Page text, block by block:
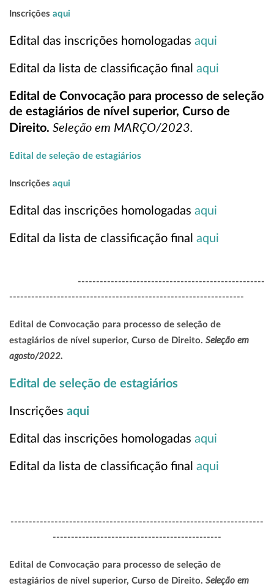
Inscrições aqui
Edital das inscrições homologadas aqui
Edital da lista de classificação final aqui
Edital de Convocação para processo de seleção
de estagiários de nível superior, Curso de
Direito. Seleção em MARÇO/2023.
Edital de seleção de estagiários
Inscrições aqui
Edital das inscrições homologadas aqui
Edital da lista de classificação final aqui
---------------------------------------------------
----------------------------------------------------------------
Edital de Convocação para processo de seleção de
estagiários de nível superior, Curso de Direito. Seleção em
agosto/2022.
Edital de seleção de estagiários
Inscrições aqui
Edital das inscrições homologadas aqui
Edital da lista de classificação final aqui
---------------------------------------------------------------------
----------------------------------------------
Edital de Convocação para processo de seleção de
estagiários de nível superior, Curso de Direito. Seleção em